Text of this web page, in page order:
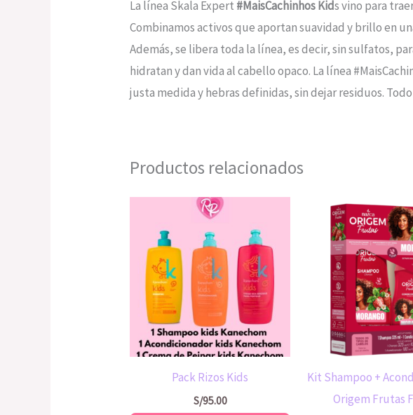
La línea Skala Expert #MaisCachinhos Kids vino para
Combinamos activos que aportan suavidad y brillo en
Además, se libera toda la línea, es decir, sin sulfatos,
hidratan y dan vida al cabello opaco. La línea
justa medida y hebras definidas, sin dejar residuos.
Productos relacionados
Pack Rizos Kids
S/95.00
Kit Shampoo +
Origem Frutas